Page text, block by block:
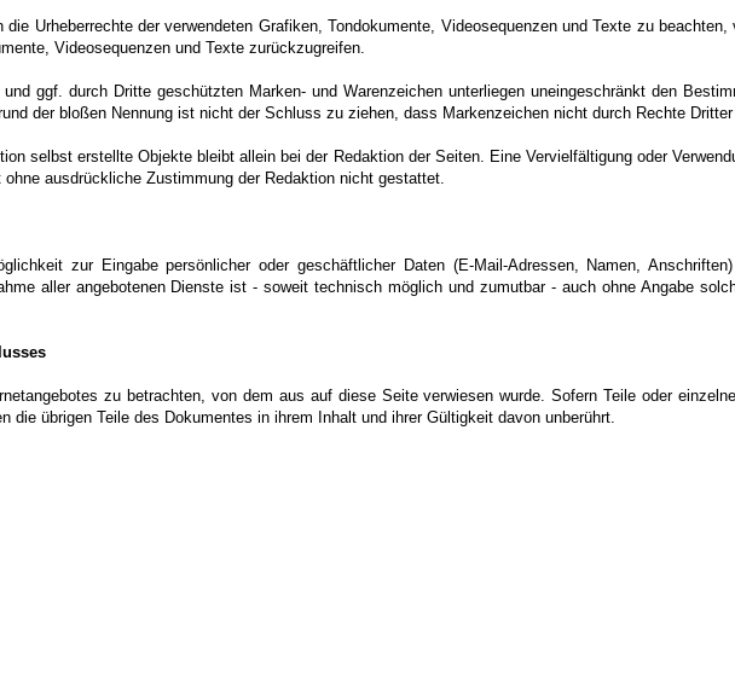
Urheberrechte der verwendeten Grafiken, Tondokumente, Videosequenzen und Texte zu
Videosequenzen und Texte zurückzugreifen.
ggf. durch Dritte geschützten Marken- und Warenzeichen unterliegen uneingeschränkt den
der bloßen Nennung ist nicht der Schluss zu ziehen, dass Markenzeichen nicht durch Rechte
selbst erstellte Objekte bleibt allein bei der Redaktion der Seiten. Eine Vervielfältigung oder
ausdrückliche Zustimmung der Redaktion nicht gestattet.
zur Eingabe persönlicher oder geschäftlicher Daten (E-Mail-Adressen, Namen,
aller angebotenen Dienste ist - soweit technisch möglich und zumutbar - auch ohne Angabe
zu betrachten, von dem aus auf diese Seite verwiesen wurde. Sofern Teile oder
die übrigen Teile des Dokumentes in ihrem Inhalt und ihrer Gültigkeit davon unberührt.